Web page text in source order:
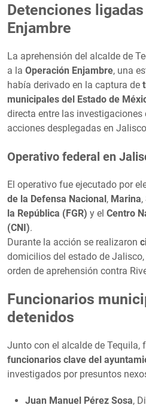
Detenciones
Enjambre
La aprehensión del alcalde de
a la Operación Enjambre, una
había derivado en la captura de
municipales del Estado de
directa entre las investigaciones
acciones desplegadas en
Operativo federal en
El operativo fue ejecutado por
de la Defensa Nacional, Marina,
la República (FGR) y el Centro
(CNI).
Durante la acción se realizaron
domicilios del estado de
orden de aprehensión contra
Funcionarios
detenidos
Junto con el alcalde de Tequila,
funcionarios clave del
investigados por presuntos
Juan Manuel Pérez Sosa,